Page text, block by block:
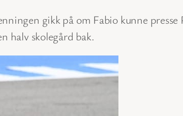
gikk på om Fabio kunne
halv skolegård bak.